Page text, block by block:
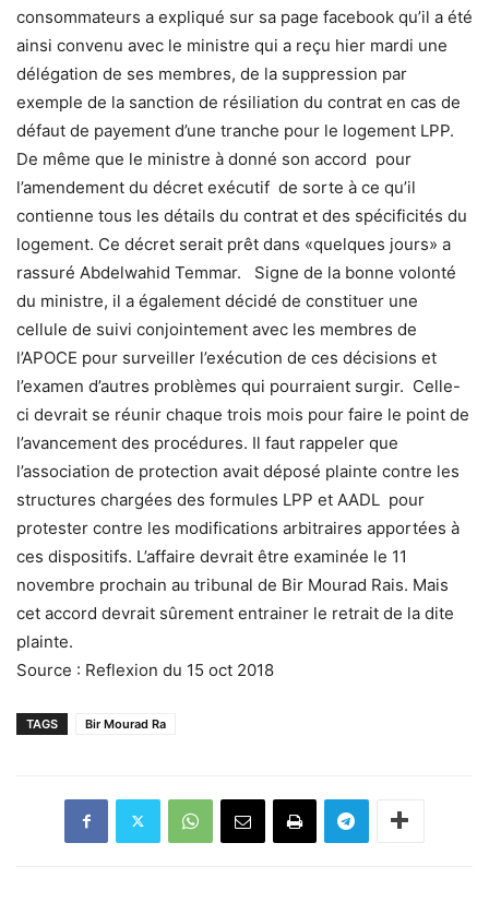
consommateurs a expliqué sur sa page facebook qu’il a été
ainsi convenu avec le ministre qui a reçu hier mardi une
délégation de ses membres, de la suppression par
exemple de la sanction de résiliation du contrat en cas de
défaut de payement d’une tranche pour le logement LPP.
De même que le ministre à donné son accord pour
l’amendement du décret exécutif de sorte à ce qu’il
contienne tous les détails du contrat et des spécificités du
logement. Ce décret serait prêt dans «quelques jours» a
rassuré Abdelwahid Temmar. Signe de la bonne volonté
du ministre, il a également décidé de constituer une
cellule de suivi conjointement avec les membres de
l’APOCE pour surveiller l’exécution de ces décisions et
l’examen d’autres problèmes qui pourraient surgir. Celle-
ci devrait se réunir chaque trois mois pour faire le point de
l’avancement des procédures. Il faut rappeler que
l’association de protection avait déposé plainte contre les
structures chargées des formules LPP et AADL pour
protester contre les modifications arbitraires apportées à
ces dispositifs. L’affaire devrait être examinée le 11
novembre prochain au tribunal de Bir Mourad Rais. Mais
cet accord devrait sûrement entrainer le retrait de la dite
plainte.
Source : Reflexion du 15 oct 2018
TAGS Bir Mourad Ra